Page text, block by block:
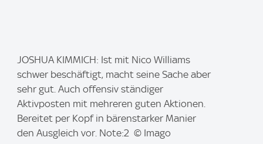
m
JOSHUA KIMMICH: Ist mit Nico Williams
schwer beschäftigt, macht seine Sache aber
sehr gut. Auch offensiv ständiger
Aktivposten mit mehreren guten Aktionen.
Bereitet per Kopf in bärenstarker Manier
den Ausgleich vor. Note:2 © Imago